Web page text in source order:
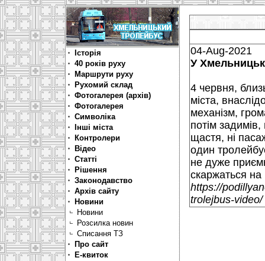
Історія
40 років руху
Маршрути руху
Рухомий склад
Фотогалерея (архів)
Фотогалерея
Символіка
Інші міста
Контролери
Відео
Статті
Рішення
Законодавство
Архів сайту
Новини
Новини
Розсилка новин
Списання ТЗ
Про сайт
Е-квиток
04-Aug-2021
У
4 червня,
міста,
механізм,
потім
щастя, ні
один
не дуже
скаржаться на
https://
trolejbus-video/